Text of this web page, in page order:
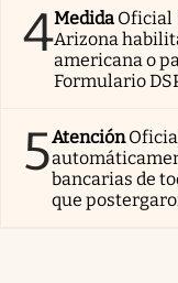
4Medida Oficial
Arizona
americana o
Formulario
5Atención
bancarias de
que